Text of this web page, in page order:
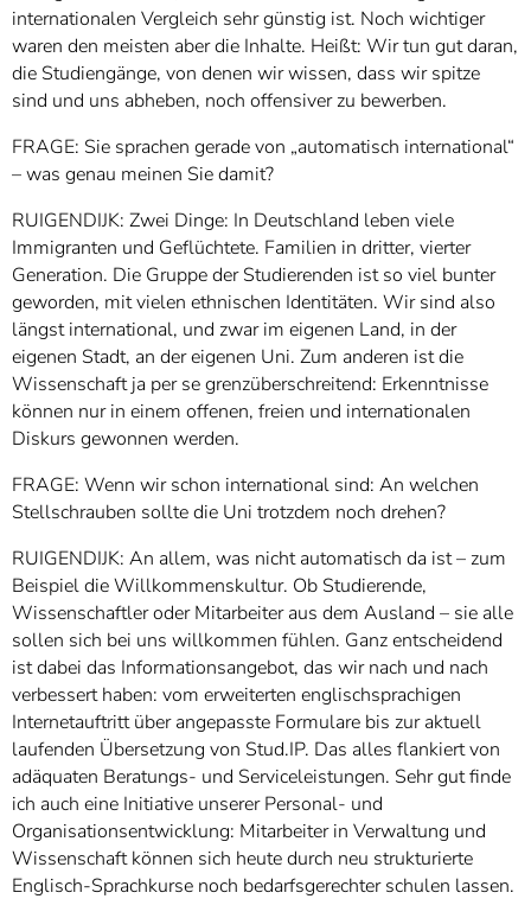
internationalen Vergleich sehr günstig ist. Noch wichtiger
waren den meisten aber die Inhalte. Heißt: Wir tun gut daran,
die Studiengänge, von denen wir wissen, dass wir spitze
sind und uns abheben, noch offensiver zu bewerben.
FRAGE: Sie sprachen gerade von „automatisch international“
– was genau meinen Sie damit?
RUIGENDIJK: Zwei Dinge: In Deutschland leben viele
Immigranten und Geflüchtete. Familien in dritter, vierter
Generation. Die Gruppe der Studierenden ist so viel bunter
geworden, mit vielen ethnischen Identitäten. Wir sind also
längst international, und zwar im eigenen Land, in der
eigenen Stadt, an der eigenen Uni. Zum anderen ist die
Wissenschaft ja per se grenzüberschreitend: Erkenntnisse
können nur in einem offenen, freien und internationalen
Diskurs gewonnen werden.
FRAGE: Wenn wir schon international sind: An welchen
Stellschrauben sollte die Uni trotzdem noch drehen?
RUIGENDIJK: An allem, was nicht automatisch da ist – zum
Beispiel die Willkommenskultur. Ob Studierende,
Wissenschaftler oder Mitarbeiter aus dem Ausland – sie alle
sollen sich bei uns willkommen fühlen. Ganz entscheidend
ist dabei das Informationsangebot, das wir nach und nach
verbessert haben: vom erweiterten englischsprachigen
Internetauftritt über angepasste Formulare bis zur aktuell
laufenden Übersetzung von Stud.IP. Das alles flankiert von
adäquaten Beratungs- und Serviceleistungen. Sehr gut finde
ich auch eine Initiative unserer Personal- und
Organisationsentwicklung: Mitarbeiter in Verwaltung und
Wissenschaft können sich heute durch neu strukturierte
Englisch-Sprachkurse noch bedarfsgerechter schulen lassen.